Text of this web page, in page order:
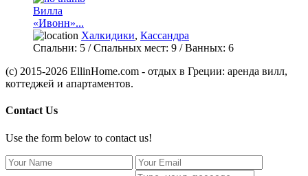
Вилла
«Ивонн»...
Халкидики, Кассандра
Спальни: 5 / Спальных мест: 9 /Ванных: 6
(c) 2015-2026 EllinHome.com - отдых в Греции: аренда вилл,
коттеджей и апартаментов.
Contact Us
Use the form below to contact us!